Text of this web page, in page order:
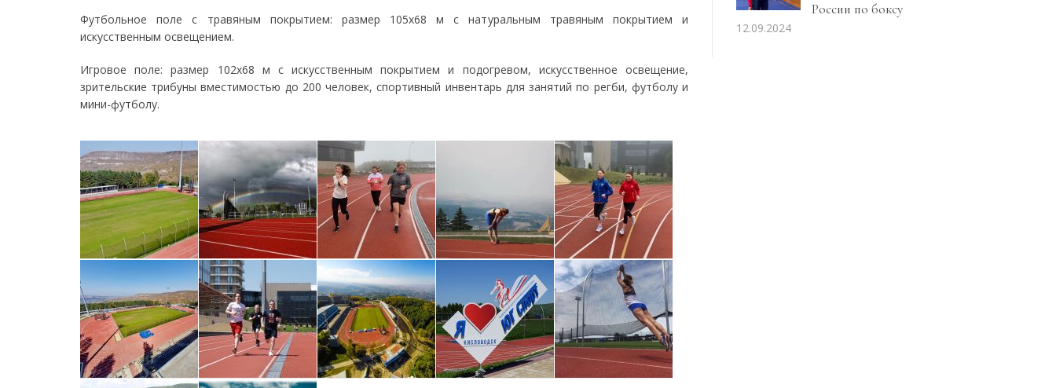
Футбольное поле с травяным покрытием: размер 105х68 м с натуральным травяным покрытием и
искусственным освещением.
Игровое поле: размер 102х68 м с искусственным покрытием и подогревом, искусственное освещение,
зрительские трибуны вместимостью до 200 человек, спортивный инвентарь для занятий по регби, футболу и
мини-футболу.
России по боксу
12.09.2024